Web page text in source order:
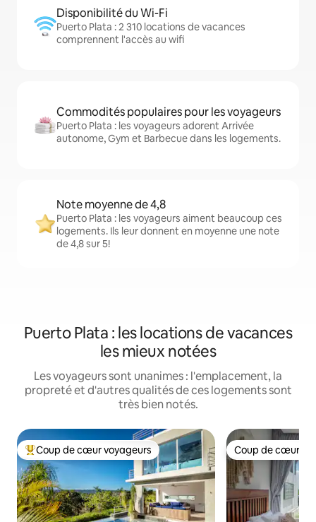
Disponibilité du Wi-Fi
Puerto Plata : 2 310 locations de vacances
comprennent l'accès au wifi
Commodités populaires pour les voyageurs
Puerto Plata : les voyageurs adorent Arrivée
autonome, Gym et Barbecue dans les logements.
Note moyenne de 4,8
Puerto Plata : les voyageurs aiment beaucoup ces
logements. Ils leur donnent en moyenne une note
de 4,8 sur 5!
Puerto Plata : les locations de vacances
les mieux notées
Les voyageurs sont unanimes : l'emplacement, la
propreté et d'autres qualités de ces logements sont
très bien notés.
Coup de cœur voyageurs parmi les plus aimés
Coup de cœur voyageurs Coup de cœur
Coup de cœur